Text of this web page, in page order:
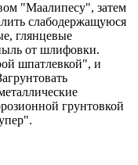
"Маалипесу", затем
слабодержащуюся
глянцевые
от шлифовки.
шпатлевкой", и
грунтовкой